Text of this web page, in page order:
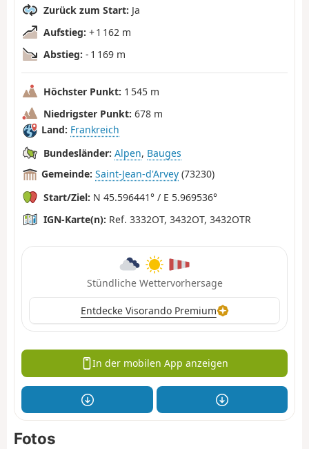
Zurück zum Start: Ja
Aufstieg: + 1 162 m
Abstieg: - 1 169 m
Höchster Punkt: 1 545 m
Niedrigster Punkt: 678 m
Land: Frankreich
Bundesländer: Alpen, Bauges
Gemeinde: Saint-Jean-d'Arvey (73230)
Start/Ziel: N 45.596441° / E 5.969536°
IGN-Karte(n): Ref. 3332OT, 3432OT, 3432OTR
Stündliche Wettervorhersage
Entdecke Visorando Premium
In der mobilen App anzeigen
Fotos